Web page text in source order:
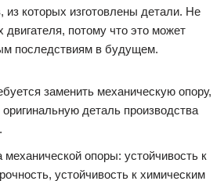
из которых изготовлены детали. Не
двигателя, потому что это может
последствиям в будущем.
заменить механическую опору,
деталь производства
механической опоры: устойчивость к
устойчивость к химическим